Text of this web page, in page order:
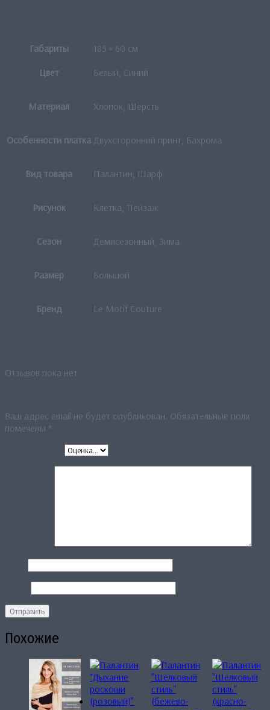
Габариты
185 × 60 см
Цвет
Белый, Синий
Материал Хлопок, Шерсть
Особенности платка Двухсторонний принт, Бахрома
Вид товара Палантин, Шарф
Рисунок Клетка, Пейзаж
Сезон Демисезонный, Зима
Размер Большой
Бренд Le Motif Couture
Отзывов пока нет.
Ваш адрес email не будет опубликован. Обязательные поля
помечены *
Похожие